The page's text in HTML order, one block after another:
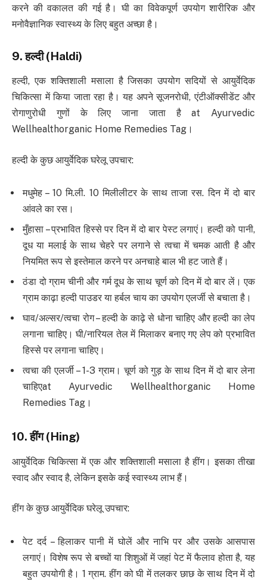
करने की वकालत की गई है। घी का विवेकपूर्ण उपयोग शारीरिक और
मनोवैज्ञानिक स्वास्थ्य के लिए बहुत अच्छा है।
9.हल्दी(Haldi)
हल्दी, एक शक्तिशाली मसाला है जिसका उपयोग सदियों से आयुर्वेदिक
चिकित्सा में किया जाता रहा है। यह अपने सूजनरोधी, एंटीऑक्सीडेंट और
रोगाणुरोधी गुणों के लिए जाना जाता है at Ayurvedic
Wellhealthorganic Home Remedies Tag।
हल्दी के कुछ आयुर्वेदिक घरेलू उपचार:
मधुमेह – 10 मि.ली. 10 मिलीलीटर के साथ ताजा रस. दिन में दो बार
आंवले का रस।
मुँहासा – प्रभावित हिस्से पर दिन में दो बार पेस्ट लगाएं। हल्दी को पानी,
दूध या मलाई के साथ चेहरे पर लगाने से त्वचा में चमक आती है और
नियमित रूप से इस्तेमाल करने पर अनचाहे बाल भी हट जाते हैं।
ठंडा दो ग्राम चीनी और गर्म दूध के साथ चूर्ण को दिन में दो बार लें। एक
ग्राम काढ़ा हल्दी पाउडर या हर्बल चाय का उपयोग एलर्जी से बचाता है।
घाव/अल्सर/त्वचा रोग – हल्दी के काढ़े से धोना चाहिए और हल्दी का लेप
लगाना चाहिए। घी/नारियल तेल में मिलाकर बनाए गए लेप को प्रभावित
हिस्से पर लगाना चाहिए।
त्वचा की एलर्जी – 1-3 ग्राम। चूर्ण को गुड़ के साथ दिन में दो बार लेना
चाहिएat Ayurvedic Wellhealthorganic Home
Remedies Tag।
10.हींग(Hing)
आयुर्वेदिक चिकित्सा में एक और शक्तिशाली मसाला है हींग। इसका तीखा
स्वाद और स्वाद है, लेकिन इसके कई स्वास्थ्य लाभ हैं।
हींग के कुछ आयुर्वेदिक घरेलू उपचार:
पेट दर्द – हिलाकर पानी में घोलें और नाभि पर और उसके आसपास
लगाएं। विशेष रूप से बच्चों या शिशुओं में जहां पेट में फैलाव होता है, यह
बहुत उपयोगी है। 1 ग्राम. हींग को घी में तलकर छाछ के साथ दिन में दो